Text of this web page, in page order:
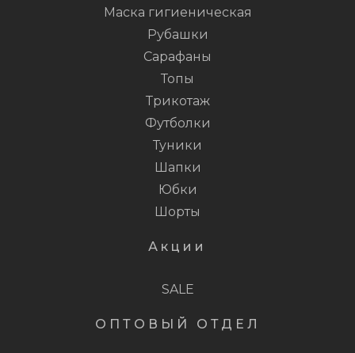
Маска гигиеническая
Рубашки
Сарафаны
Топы
Трикотаж
Футболки
Туники
Шапки
Юбки
Шорты
Акции
SALE
ОПТОВЫЙ ОТДЕЛ